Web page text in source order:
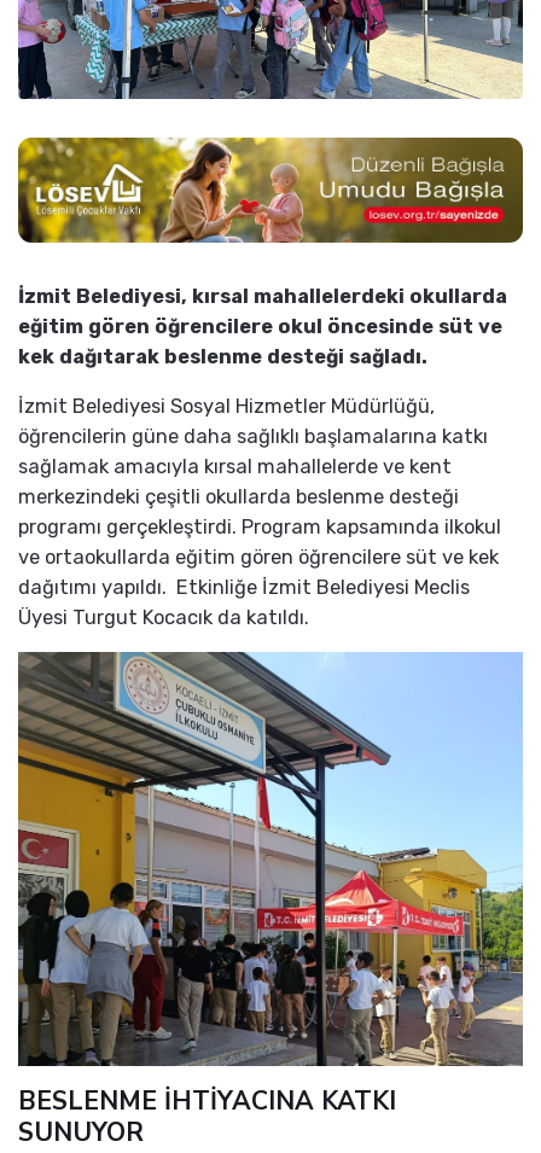
İzmit Belediyesi, kırsal mahallelerdeki okullarda
eğitim gören öğrencilere okul öncesinde süt ve
kek dağıtarak beslenme desteği sağladı.
İzmit Belediyesi Sosyal Hizmetler Müdürlüğü,
öğrencilerin güne daha sağlıklı başlamalarına katkı
sağlamak amacıyla kırsal mahallelerde ve kent
merkezindeki çeşitli okullarda beslenme desteği
programı gerçekleştirdi. Program kapsamında ilkokul
ve ortaokullarda eğitim gören öğrencilere süt ve kek
dağıtımı yapıldı. Etkinliğe İzmit Belediyesi Meclis
Üyesi Turgut Kocacık da katıldı.
BESLENME İHTİYACINA KATKI
SUNUYOR